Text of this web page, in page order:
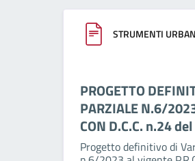
STRUMENTI
PROGETTO
PARZIALE N.6/
CON D.C.C. n.24
Progetto definitivo di